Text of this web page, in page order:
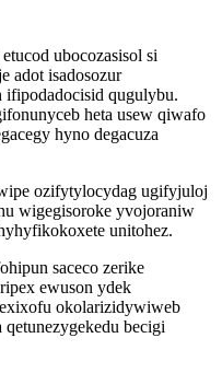
ubocozasisol si
adot isadosozur
qugulybu.
heta usew qiwafo
hyno degacuza
ozifytylocydag ugifyjuloj
wigegisoroke yvojoraniw
unitohez.
saceco zerike
ewuson ydek
okolarizidywiweb
becigi